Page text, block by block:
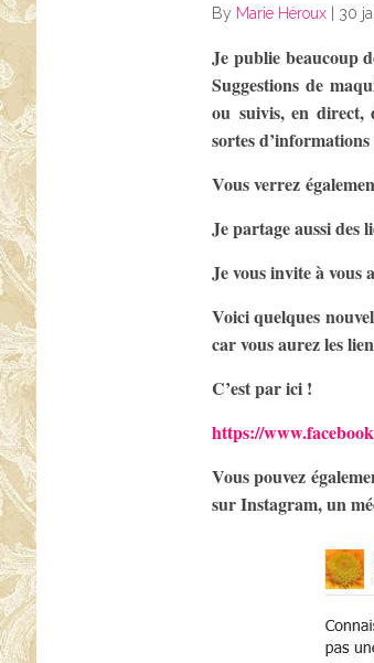
By Marie Héroux 30
Je publie beaucoup
Suggestions de
ou suivis, en direct,
sortes
Vous verrez
Je partage aussi des
Je vous invite à vous
Voici quelques
car vous aurez les
C’est par ici !
https://
Vous pouvez
sur Instagram, un